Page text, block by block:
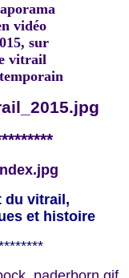
vidéo
sur
vitrail
du vitrail,
et histoire